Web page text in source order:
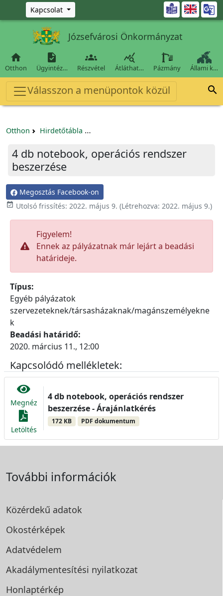
Ugrás a fő tartalomra
Kapcsolat 
Józsefvárosi Önkormányzat

Otthon

Ügyintéz…

Részvétel

Átláthat… Pázmány Állami k…
Válasszon a menüpontok közül 
Otthon Hirdetőtábla
4 db notebook, operációs rendszer
beszerzése
Megosztás Facebook-on
 Utolsó frissítés: 2022. május 9. (Létrehozva: 2022. május 9.)
Figyelem!
Ennek az pályázatnak már lejárt a beadási
határideje.
Típus:
Egyéb pályázatok
szervezeteknek/társasházaknak/magánszemélyekne
k
Beadási határidő:
2020. március 11., 12:00
Kapcsolódó mellékletek:
Megnéz
Letöltés
4 db notebook, operációs rendszer
beszerzése - Árajánlatkérés
172 KB PDF dokumentum
További információk
Közérdekű adatok
Okostérképek
Adatvédelem
Akadálymentesítési nyilatkozat
Honlaptérkép